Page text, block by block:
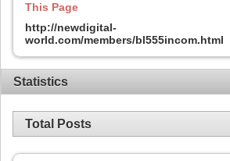
This Page
http://newdigital-
world.com/members/bl555incom.html
Statistics
Total Posts